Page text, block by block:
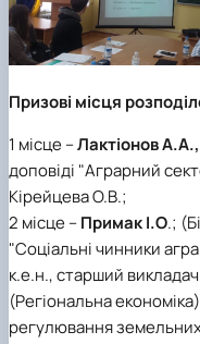
Призові місця
1 місце –Лактіонов А.А.,
доповіді "Аграрний
Кірейцева О.В.;
2 місце –Примак І.О.;
"Соціальні чинники
к.е.н., старший
(Регіональна
регулювання земельних